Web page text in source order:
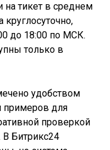
на тикет в среднем
круглосуточно,
до 18:00 по МСК.
только в
удобством
примеров для
проверкой
В Битрикс24